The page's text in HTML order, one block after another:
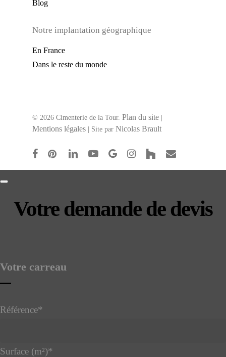
Blog
Notre implantation géographique
En France
Dans le reste du monde
© 2026 Cimenterie de la Tour. Plan du site |
Mentions légales | Site par Nicolas Brault
facebookpinterestlinkedinyoutubegoogle-instagram
houzz email
Number*
Votre demande de devis
Votre carreau
Référence*
Surface (m²)*